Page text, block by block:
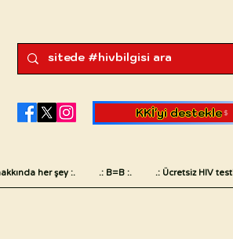
KKİ'yi destekle
her şey :. .: B=B :. .: Ücretsiz HIV